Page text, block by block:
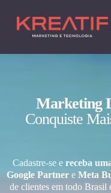
Marketing
Conquiste
Cadastre-se e receba
Google Partner e Meta
de clientes em todo Brasil